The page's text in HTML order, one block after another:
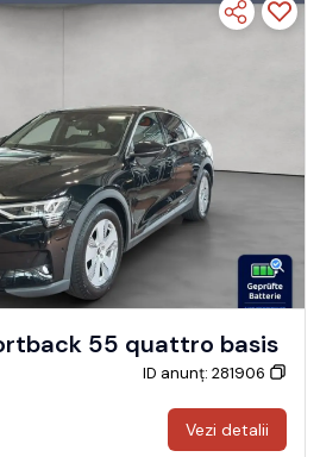
55 quattro basis
ID anunț: 281906
Vezi detalii